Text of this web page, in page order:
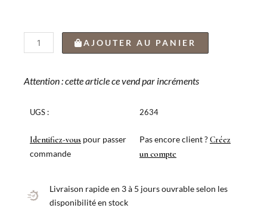
quantité
de
À
BILBAO
18%
AJOUTER AU PANIER
Attention : cette article ce vend par incréments
UGS :
Identifiez-vous pour passer
commande
2634
Pas encore client ?Créez
un compte
Livraison rapide en 3 à 5 jours ouvrable selon les
disponibilité en stock